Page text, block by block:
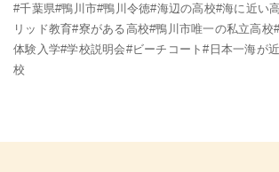
#千葉県#鴨川市#鴨川令徳#海辺の高校#海に近い
リッド教育#寮がある高校#鴨川市唯一の私立高校
体験入学#学校説明会#ビーチコート#日本一海が
校